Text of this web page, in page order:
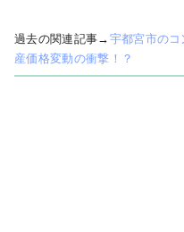
過去の関連記事→ 宇都宮市の
産価格変動の衝撃！？